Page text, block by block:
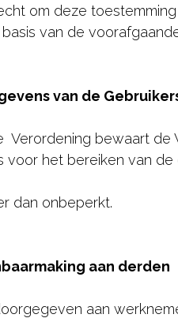
om deze
van de
van de
Verordening bewaart
voor het bereiken van
dan onbeperkt.
aan derden
aan